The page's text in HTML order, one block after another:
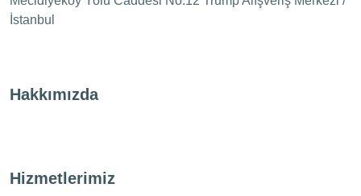
İstanbul
Hakkımızda
Hizmetlerimiz